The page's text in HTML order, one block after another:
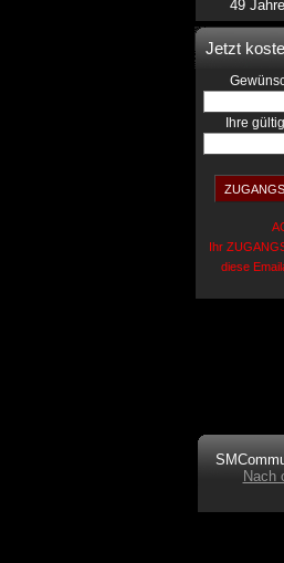
49
Jetzt
Ihre
Ihr
diese
Nach